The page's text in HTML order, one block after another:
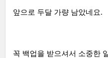
앞으로 두달 가량 남았네요.
꼭 백업을 받으셔서 소중한